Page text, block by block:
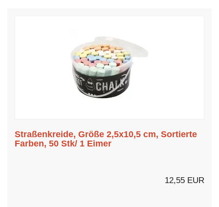
Straßenkreide, Größe 2,5x10,5 cm, Sortierte
Farben, 50 Stk/ 1 Eimer
12,55 EUR